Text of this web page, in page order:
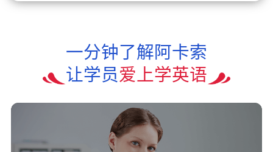
一分钟了解阿卡索
让学员爱上学英语